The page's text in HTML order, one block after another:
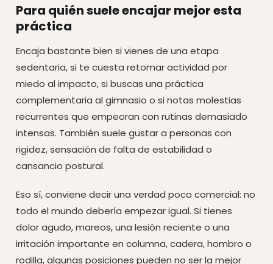
Para quién suele encajar mejor esta
práctica
Encaja bastante bien si vienes de una etapa
sedentaria, si te cuesta retomar actividad por
miedo al impacto, si buscas una práctica
complementaria al gimnasio o si notas molestias
recurrentes que empeoran con rutinas demasiado
intensas. También suele gustar a personas con
rigidez, sensación de falta de estabilidad o
cansancio postural.
Eso sí, conviene decir una verdad poco comercial: no
todo el mundo debería empezar igual. Si tienes
dolor agudo, mareos, una lesión reciente o una
irritación importante en columna, cadera, hombro o
rodilla, algunas posiciones pueden no ser la mejor